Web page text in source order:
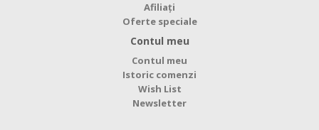
Afiliaţi
Oferte speciale
Contul meu
Contul meu
Istoric comenzi
Wish List
Newsletter